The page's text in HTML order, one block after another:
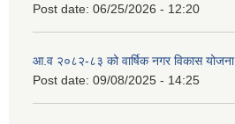
Post date: 06/25/2026 - 12:20
आ.व २०८२-८३ को वार्षिक नगर विकास योजना
Post date: 09/08/2025 - 14:25